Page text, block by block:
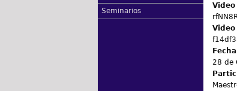
Seminarios
Video
Video
28 de